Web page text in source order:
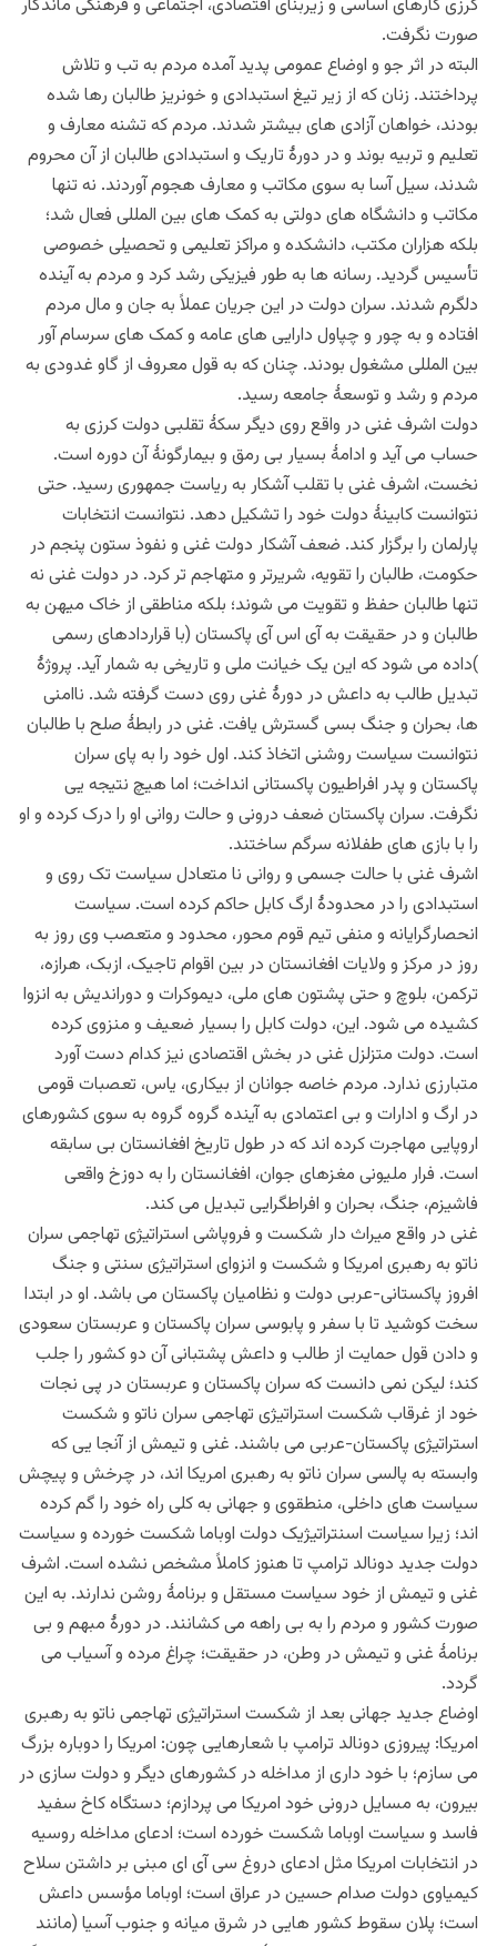
کرزی کارهای اساسی و زیربنای اقتصادی، اجتماعی و فرهنگی ماندگار
صورت نگرفت.
البته در اثر جو و اوضاع عمومی پدید آمده مردم به تب و تلاش
پرداختند. زنان که از زیر تیغ استبدادی و خونریز طالبان رها شده
بودند، خواهان آزادی های بیشتر شدند. مردم که تشنه معارف و
تعلیم و تربیه بوند و در دورۀ تاریک و استبدادی طالبان از آن محروم
شدند، سیل آسا به سوی مکاتب و معارف هجوم آوردند. نه تنها
مکاتب و دانشگاه های دولتی به کمک های بین المللی فعال شد؛
بلکه هزاران مکتب، دانشکده و مراکز تعلیمی و تحصیلی خصوصی
تأسیس گردید. رسانه ها به طور فیزیکی رشد کرد و مردم به آینده
دلگرم شدند. سران دولت در این جریان عملاً به جان و مال مردم
افتاده و به چور و چپاول دارایی های عامه و کمک های سرسام آور
بین المللی مشغول بودند. چنان که به قول معروف از گاو غدودی به
مردم و رشد و توسعۀ جامعه رسید.
دولت اشرف غنی در واقع روی دیگر سکۀ تقلبی دولت کرزی به
حساب می آید و ادامۀ بسیار بی رمق و بیمارگونۀ آن دوره است.
نخست، اشرف غنی با تقلب آشکار به ریاست جمهوری رسید. حتی
نتوانست کابینۀ دولت خود را تشکیل دهد. نتوانست انتخابات
پارلمان را برگزار کند. ضعف آشکار دولت غنی و نفوذ ستون پنجم در
حکومت، طالبان را تقویه، شریرتر و متهاجم تر کرد. در دولت غنی نه
تنها طالبان حفظ و تقویت می شوند؛ بلکه مناطقی از خاک میهن به
طالبان و در حقیقت به آی اس آی پاکستان (با قراردادهای رسمی
)داده می شود که این یک خیانت ملی و تاریخی به شمار آید. پروژۀ
تبدیل طالب به داعش در دورۀ غنی روی دست گرفته شد. ناامنی
ها، بحران و جنگ بسی گسترش یافت. غنی در رابطۀ صلح با طالبان
نتوانست سیاست روشنی اتخاذ کند. اول خود را به پای سران
پاکستان و پدر افراطیون پاکستانی انداخت؛ اما هیچ نتیجه یی
نگرفت. سران پاکستان ضعف درونی و حالت روانی او را درک کرده و او
را با بازی های طفلانه سرگم ساختند.
اشرف غنی با حالت جسمی و روانی نا متعادل سیاست تک روی و
استبدادی را در محدودۀ ارگ کابل حاکم کرده است. سیاست
انحصارگرایانه و منفی تیم قوم محور، محدود و متعصب وی روز به
روز در مرکز و ولایات افغانستان در بین اقوام تاجیک، ازبک، هرازه،
ترکمن، بلوچ و حتی پشتون های ملی، دیموکرات و دوراندیش به انزوا
کشیده می شود. این، دولت کابل را بسیار ضعیف و منزوی کرده
است. دولت متزلزل غنی در بخش اقتصادی نیز کدام دست آورد
متبارزی ندارد. مردم خاصه جوانان از بیکاری، یاس، تعصبات قومی
در ارگ و ادارات و بی اعتمادی به آینده گروه گروه به سوی کشورهای
اروپایی مهاجرت کرده اند که در طول تاریخ افغانستان بی سابقه
است. فرار ملیونی مغزهای جوان، افغانستان را به دوزخ واقعی
فاشیزم، جنگ، بحران و افراطگرایی تبدیل می کند.
غنی در واقع میراث دار شکست و فروپاشی استراتیژی تهاجمی سران
ناتو به رهبری امریکا و شکست و انزوای استراتیژی سنتی و جنگ
افروز پاکستانی-عربی دولت و نظامیان پاکستان می باشد. او در ابتدا
سخت کوشید تا با سفر و پابوسی سران پاکستان و عربستان سعودی
و دادن قول حمایت از طالب و داعش پشتبانی آن دو کشور را جلب
کند؛ لیکن نمی دانست که سران پاکستان و عربستان در پی نجات
خود از غرقاب شکست استراتیژی تهاجمی سران ناتو و شکست
استراتیژی پاکستان-عربی می باشند. غنی و تیمش از آنجا یی که
وابسته به پالسی سران ناتو به رهبری امریکا اند، در چرخش و پیچش
سیاست های داخلی، منطقوی و جهانی به کلی راه خود را گم کرده
اند؛ زیرا سیاست اسنتراتیژیک دولت اوباما شکست خورده و سیاست
دولت جدید دونالد ترامپ تا هنوز کاملاً مشخص نشده است. اشرف
غنی و تیمش از خود سیاست مستقل و برنامۀ روشن ندارند. به این
صورت کشور و مردم را به بی راهه می کشانند. در دورۀ مبهم و بی
برنامۀ غنی و تیمش در وطن، در حقیقت؛ چراغ مرده و آسیاب می
گردد.
اوضاع جدید جهانی بعد از شکست استراتیژی تهاجمی ناتو به رهبری
امریکا: پیروزی دونالد ترامپ با شعارهایی چون: امریکا را دوباره بزرگ
می سازم؛ با خود داری از مداخله در کشورهای دیگر و دولت سازی در
بیرون، به مسایل درونی خود امریکا می پردازم؛ دستگاه کاخ سفید
فاسد و سیاست اوباما شکست خورده است؛ ادعای مداخله روسیه
در انتخابات امریکا مثل ادعای دروغ سی آی ای مبنی بر داشتن سلاح
کیمیاوی دولت صدام حسین در عراق است؛ اوباما مؤسس داعش
است؛ پلان سقوط کشور هایی در شرق میانه و جنوب آسیا (مانند